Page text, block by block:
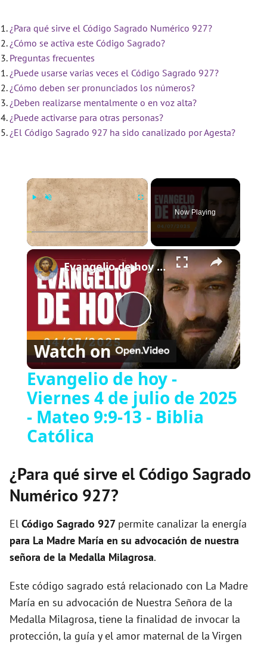
¿Para qué sirve el Código Sagrado Numérico 927?
¿Cómo se activa este Código Sagrado?
Preguntas frecuentes
¿Puede usarse varias veces el Código Sagrado 927?
¿Cómo deben ser pronunciados los números?
¿Deben realizarse mentalmente o en voz alta?
¿Puede activarse para otras personas?
¿El Código Sagrado 927 ha sido canalizado por Agesta?
×
Fullscreen
Now Playing
×
Play
Video
Evangelio de hoy - Viernes 4 de julio de 2025 - Mateo 9:9-13 - Biblia Católica
Watch on
Evangelio de hoy -
Viernes 4 de julio de 2025
- Mateo 9:9-13 - Biblia
Católica
¿Para qué sirve el Código Sagrado
Numérico 927?
El Código Sagrado 927 permite canalizar la energía
para La Madre María en su advocación de nuestra
señora de la Medalla Milagrosa.
Este código sagrado está relacionado con La Madre
María en su advocación de Nuestra Señora de la
Medalla Milagrosa, tiene la finalidad de invocar la
protección, la guía y el amor maternal de la Virgen